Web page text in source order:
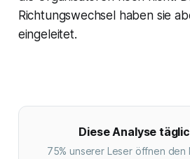
Richtungswechsel haben sie
eingeleitet.
Diese Analyse
75% unserer Leser öffnen